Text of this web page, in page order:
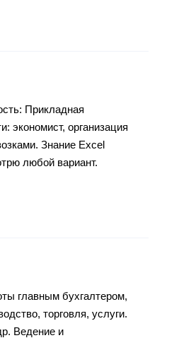
Прикладная
экономист, организация
Знание Excel
любой вариант.
главным бухгалтером,
торговля, услуги.
Ведение и